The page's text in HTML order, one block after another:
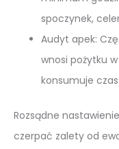
spoczynek,
Audyt apek:
wnosi pożytku
konsumuje
Rozsądne
czerpać zalety od